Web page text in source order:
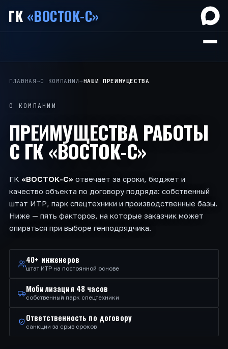
ГК «ВОСТОК-С»
ГЛАВНАЯ→О КОМПАНИИ→НАШИ ПРЕИМУЩЕСТВА
О КОМПАНИИ
ПРЕИМУЩЕСТВА РАБОТЫ
С ГК «ВОСТОК-С»
ГК «ВОСТОК-С» отвечает за сроки, бюджет и
качество объекта по договору подряда: собственный
штат ИТР, парк спецтехники и производственные базы.
Ниже — пять факторов, на которые заказчик может
опираться при выборе генподрядчика.
40+ инженеров
штат ИТР на постоянной основе
Мобилизация 48 часов
собственный парк спецтехники
Ответственность по договору
санкции за срыв сроков